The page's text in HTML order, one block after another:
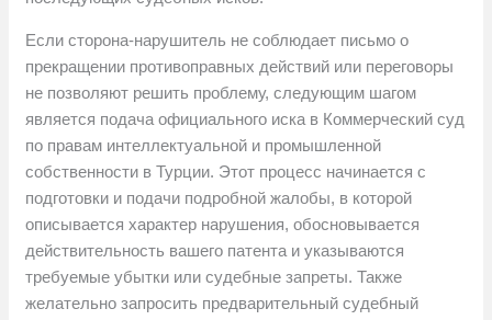
Если сторона-нарушитель не соблюдает письмо о
прекращении противоправных действий или переговоры
не позволяют решить проблему, следующим шагом
является подача официального иска в Коммерческий суд
по правам интеллектуальной и промышленной
собственности в Турции. Этот процесс начинается с
подготовки и подачи подробной жалобы, в которой
описывается характер нарушения, обосновывается
действительность вашего патента и указываются
требуемые убытки или судебные запреты. Также
желательно запросить предварительный судебный